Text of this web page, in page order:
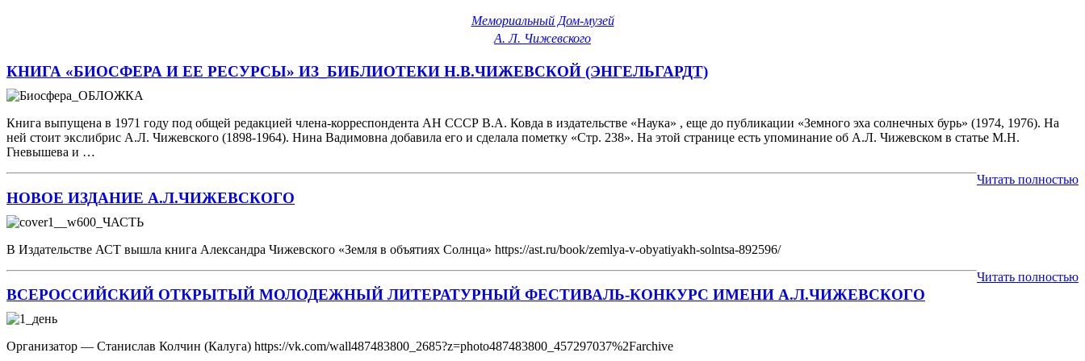
Мемориальный Дом-музей
А. Л. Чижевского
КНИГА «БИОСФЕРА И ЕЕ РЕСУРСЫ» ИЗ_БИБЛИОТЕКИ Н.В.ЧИЖЕВСКОЙ (ЭНГЕЛЬГАРДТ)
Книга выпущена в 1971 году под общей редакцией члена-корреспондента АН СССР В.А. Ковда в издательстве «Наука» , еще до публикации «Земного эха солнечных бурь» (1974, 1976). На
ней стоит экслибрис А.Л. Чижевского (1898-1964). Нина Вадимовна добавила его и сделала пометку «Стр. 238». На этой странице есть упоминание об А.Л. Чижевском в статье М.Н.
Гневышева и …
Читать полностью
НОВОЕ ИЗДАНИЕ А.Л.ЧИЖЕВСКОГО
В Издательстве АСТ вышла книга Александра Чижевского «Земля в объятиях Солнца» https://ast.ru/book/zemlya-v-obyatiyakh-solntsa-892596/
Читать полностью
ВСЕРОССИЙСКИЙ ОТКРЫТЫЙ МОЛОДЕЖНЫЙ ЛИТЕРАТУРНЫЙ ФЕСТИВАЛЬ-КОНКУРС ИМЕНИ А.Л.ЧИЖЕВСКОГО
Организатор — Станислав Колчин (Калуга) https://vk.com/wall487483800_2685?z=photo487483800_457297037%2Farchive